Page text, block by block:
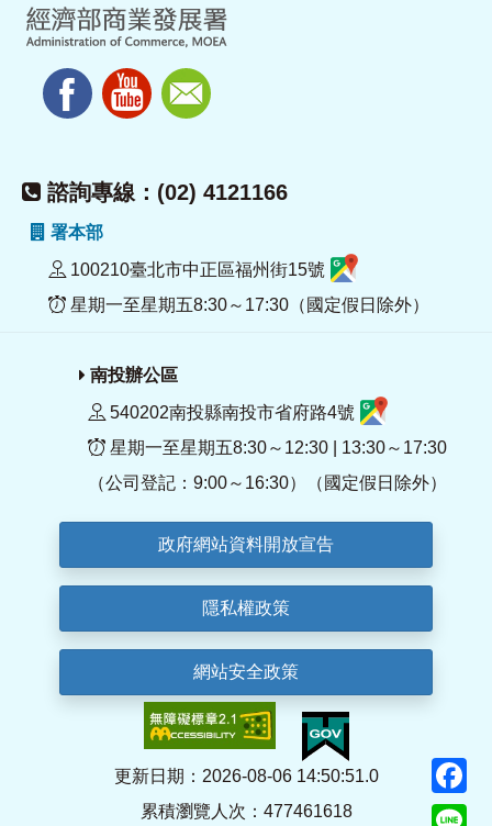
諮詢專線：(02) 4121166
署本部
100210臺北市中正區福州街15號
星期一至星期五8:30～17:30（國定假日除外）
南投辦公區
540202南投縣南投市省府路4號
星期一至星期五8:30～12:30 | 13:30～17:30
（公司登記：9:00～16:30）（國定假日除外）
政府網站資料開放宣告
隱私權政策
網站安全政策
更新日期：2026-08-06 14:50:51.0
累積瀏覽人次：477461618